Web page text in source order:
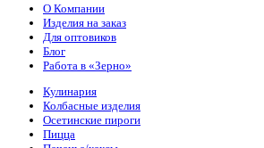
О Компании
Изделия на заказ
Для оптовиков
Блог
Работа в «Зерно»
Кулинария
Колбасные изделия
Осетинские пироги
Пицца